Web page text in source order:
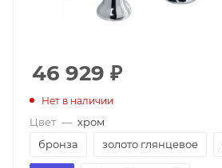
46 929 ₽
Нет в наличии
Цвет — хром
бронза
золото глянцевое